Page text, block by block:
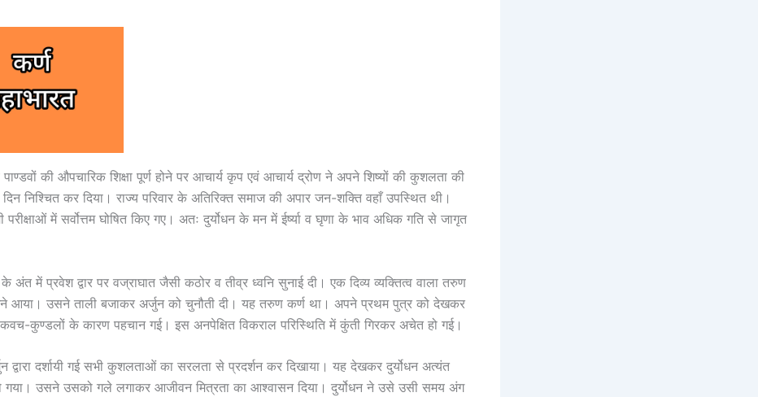
पाण्डवों की औपचारिक शिक्षा पूर्ण होने पर आचार्य कृप एवं आचार्य द्रोण ने अपने शिष्यों की कुशलता की
दिन निश्चित कर दिया। राज्य परिवार के अतिरिक्त समाज की अपार जन-शक्ति वहाँ उपस्थित थी।
परीक्षाओं में सर्वोत्तम घोषित किए गए। अतः दुर्योधन के मन में ईर्ष्या व घृणा के भाव अधिक गति से जागृत
अंत में प्रवेश द्वार पर वज्राघात जैसी कठोर व तीव्र ध्वनि सुनाई दी। एक दिव्य व्यक्तित्व वाला तरुण
आया। उसने ताली बजाकर अर्जुन को चुनौती दी। यह तरुण कर्ण था। अपने प्रथम पुत्र को देखकर
कुण्डलों के कारण पहचान गई। इस अनपेक्षित विकराल परिस्थिति में कुंती गिरकर अचेत हो गई।
द्वारा दर्शायी गई सभी कुशलताओं का सरलता से प्रदर्शन कर दिखाया। यह देखकर दुर्योधन अत्यंत
गया। उसने उसको गले लगाकर आजीवन मित्रता का आश्वासन दिया। दुर्योधन ने उसे उसी समय अंग